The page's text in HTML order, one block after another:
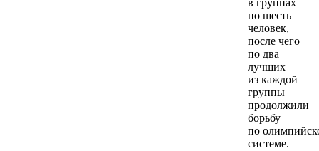
в группах
по шесть
человек,
после чего
по два
лучших
из каждой
группы
продолжили
борьбу
по
системе.